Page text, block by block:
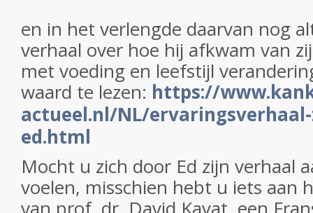
en in het verlengde daarvan nog
verhaal over hoe hij afkwam van
met voeding en leefstijl
waard te lezen: https://
actueel.nl/NL/
ed.html
Mocht u zich door Ed zijn verhaal
voelen, misschien hebt u iets aan